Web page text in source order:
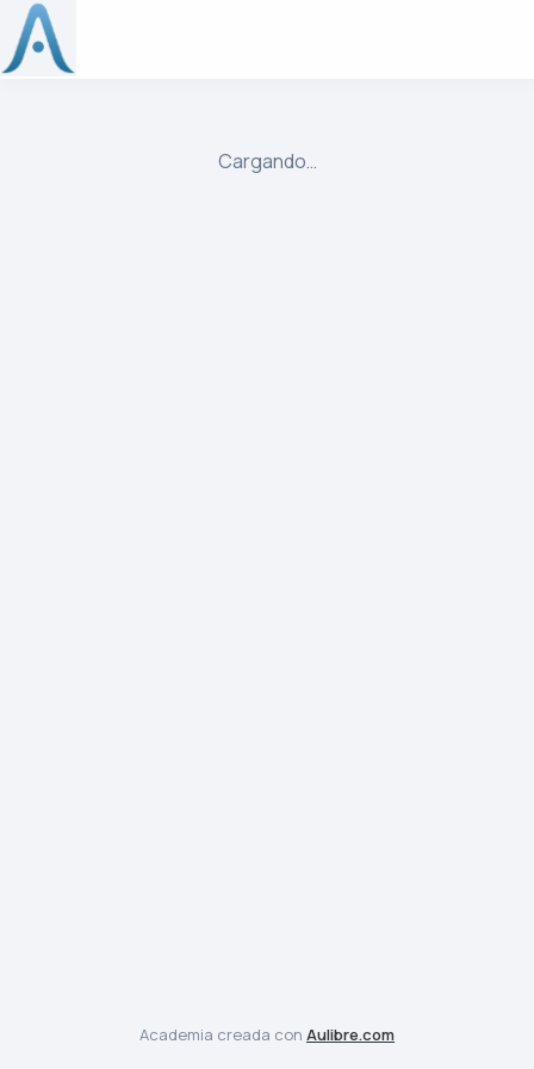
Cargando…
Academia creada con Aulibre.com